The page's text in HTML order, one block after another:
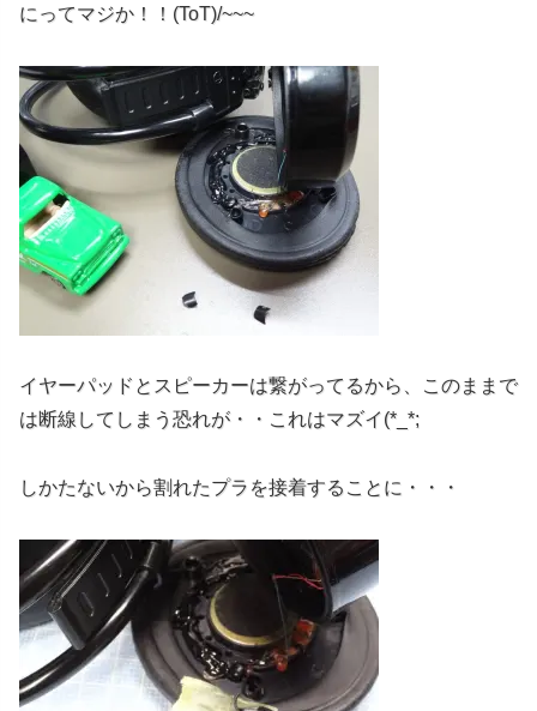
にってマジか！！(ToT)/~~~
イヤーパッドとスピーカーは繋がってるから、このままで
は断線してしまう恐れが・・これはマズイ(*_*;
しかたないから割れたプラを接着することに・・・